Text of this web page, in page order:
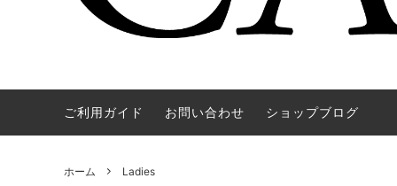
WAREHOUSE & CO. OOE
OUTER TOPS
ご利用ガイド お問い合わせ ショップブログ
ホーム Ladies